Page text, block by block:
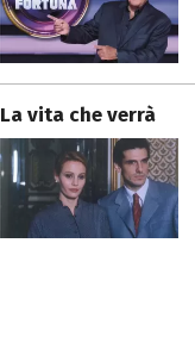
La vita che verrà